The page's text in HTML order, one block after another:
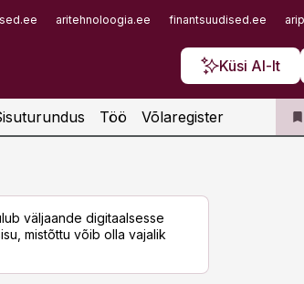
aritehnoloogia.ee finantsuudised.ee
Küsi AI-lt
Töö Võlaregister
väljaande digitaalsesse
mistõttu võib olla vajalik